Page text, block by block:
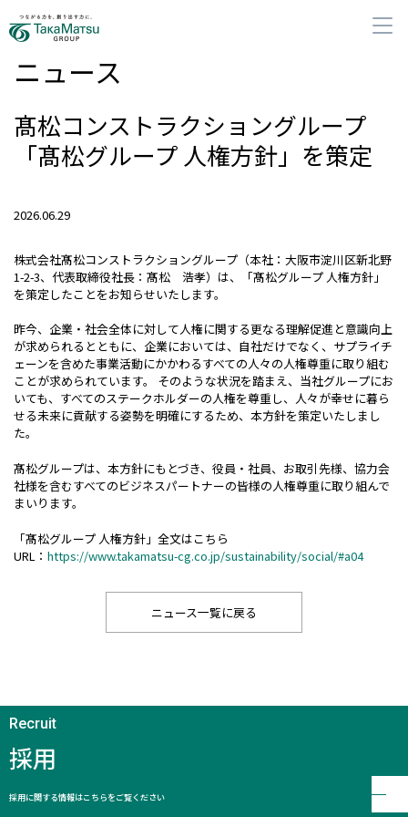
企業・グループ情報
サステナビリティ
株主・投資家の皆さまへ
採用
お問い合わせ
個人情報保護方針
ディスクロージャーポリシー
本ウェブサイトのご利用について
ENGLISH
ニュース
髙松コンストラクショングループ
「髙松グループ 人権方針」を策定
2026.06.29
株式会社髙松コンストラクショングループ（本社：大阪市淀川区新北野
1-2-3、代表取締役社長：髙松 浩孝）は、「髙松グループ 人権方針」
を策定したことをお知らせいたします。
昨今、企業・社会全体に対して人権に関する更なる理解促進と意識向上
が求められるとともに、企業においては、自社だけでなく、サプライチ
ェーンを含めた事業活動にかかわるすべての人々の人権尊重に取り組む
ことが求められています。 そのような状況を踏まえ、当社グループにお
いても、すべてのステークホルダーの人権を尊重し、人々が幸せに暮ら
せる未来に貢献する姿勢を明確にするため、本方針を策定いたしまし
た。
髙松グループは、本方針にもとづき、役員・社員、お取引先様、協力会
社様を含むすべてのビジネスパートナーの皆様の人権尊重に取り組んで
まいります。
「髙松グループ 人権方針」全文はこちら
URL： https://www.takamatsu-cg.co.jp/sustainability/social/#a04
ニュース一覧に戻る
採用
採用に関する情報はこちらをご覧ください